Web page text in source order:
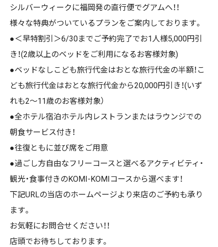
シルバーウィークに福岡発の直行便でグアムへ！！
様々な特典がついているプランをご案内しております。
●＜早特割引＞6/30までご予約完了でお1人様5,000円引
き！(2歳以上のベッドをご利用になるお客様対象)
●ベッドなしこども旅行代金はおとな旅行代金の半額！こ
ども旅行代金はおとな旅行代金から20,000円引き！(いず
れも2～11歳のお客様対象）
●全ホテル宿泊ホテル内レストランまたはラウンジでの
朝食サービス付き！
●往復ともに並び席をご用意
●過ごし方自由なフリーコースと選べるアクティビティ・
観光・食事付きのKOMI-KOMIコースから選べます！
下記URLの当店のホームページより来店のご予約も承り
ます。
お気軽にお問合せください！！
店頭でお待ちしております。